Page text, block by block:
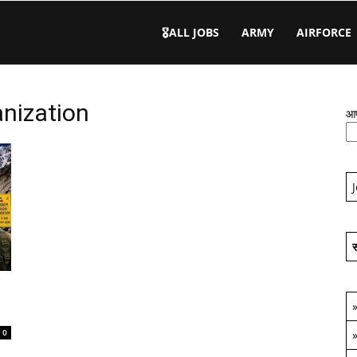
🎖️ALL JOBS ARMY AIRFORCE
0
»
»